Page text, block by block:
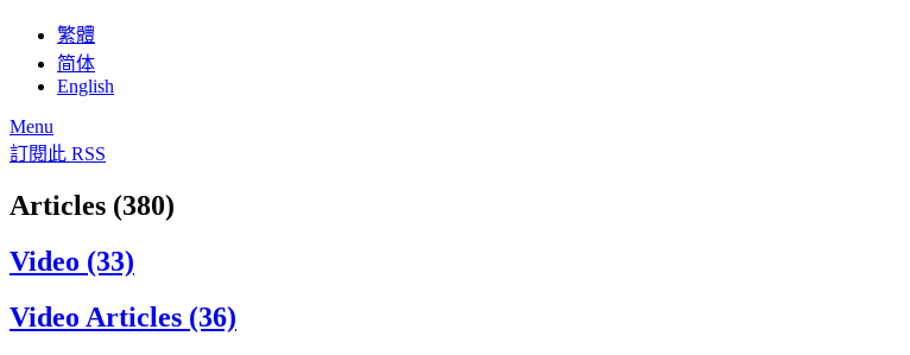
繁體
简体
English
Menu
訂閱此 RSS
Articles (380)
Video (33)
Video Articles (36)